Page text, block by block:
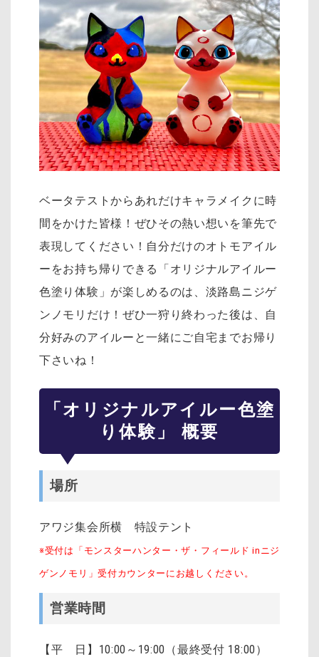
ベータテストからあれだけキャラメイクに時
間をかけた皆様！ぜひその熱い想いを筆先で
表現してください！自分だけのオトモアイル
ーをお持ち帰りできる「オリジナルアイルー
色塗り体験」が楽しめるのは、淡路島ニジゲ
ンノモリだけ！ぜひ一狩り終わった後は、自
分好みのアイルーと一緒にご自宅までお帰り
下さいね！
「オリジナルアイルー色塗
り体験」 概要
場所
アワジ集会所横 特設テント
※受付は「モンスターハンター・ザ・フィールド inニジ
ゲンノモリ」受付カウンターにお越しください。
営業時間
【平 日】10:00～19:00（最終受付 18:00）